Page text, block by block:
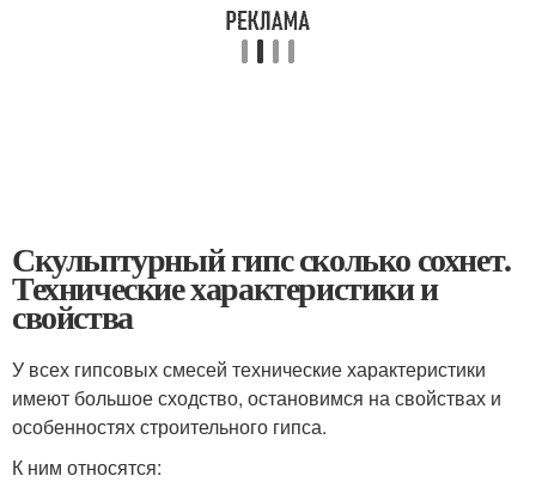
Скульптурный гипс сколько сохнет.
Технические характеристики и
свойства
У всех гипсовых смесей технические характеристики
имеют большое сходство, остановимся на свойствах и
особенностях строительного гипса.
К ним относятся: